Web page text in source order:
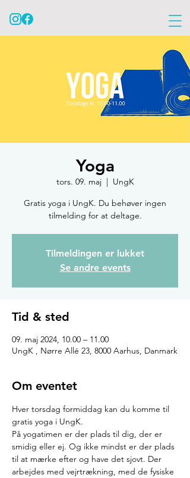
Yoga
tors. 09. maj
  |
UngK
Gratis yoga i UngK. Du behøver ingen
tilmelding for at deltage.
Tilmeldingen er lukket
Se andre events
Tid & sted
09. maj 2024, 10.00 – 11.00
UngK , Nørre Allé 23, 8000 Aarhus, Danmark
Om eventet
Hver torsdag formiddag kan du komme til
gratis yoga i UngK.
På yogatimen er der plads til dig, der er
smidig eller ej. Og ikke mindst er der plads
til at mærke efter og have det sjovt. Der
arbejdes med vejrtrækning, med de fysiske